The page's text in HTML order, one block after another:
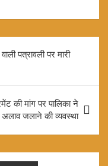
पत्रावली पर मारी
की मांग पर पालिका ने
अलाव जलाने की व्यवस्था